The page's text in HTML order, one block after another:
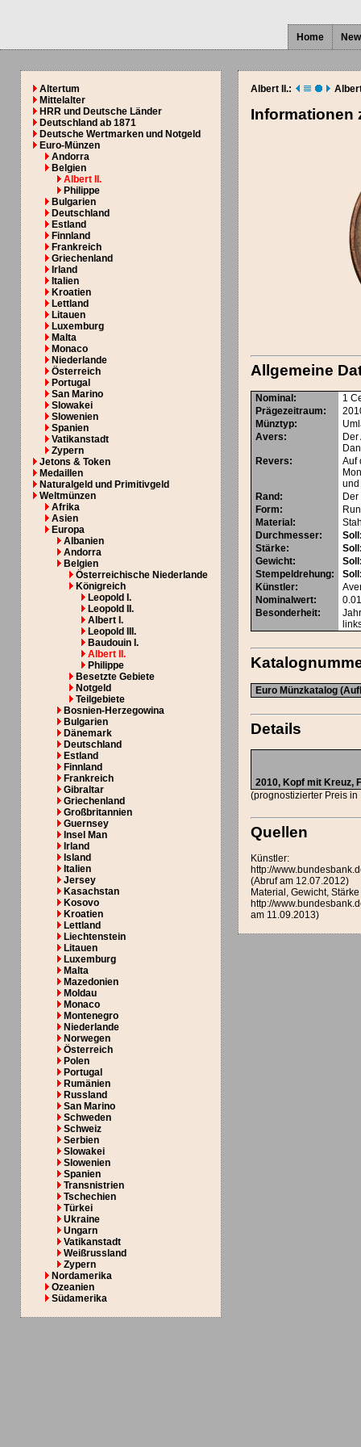
Home
Altertum
Mittelalter
HRR und Deutsche Länder
Deutschland ab 1871
Deutsche Wertmarken und Notgeld
Euro-Münzen
Andorra
Belgien
Albert II.
Philippe
Bulgarien
Deutschland
Estland
Finnland
Frankreich
Griechenland
Irland
Italien
Kroatien
Lettland
Litauen
Luxemburg
Malta
Monaco
Niederlande
Österreich
Portugal
San Marino
Slowakei
Slowenien
Spanien
Vatikanstadt
Zypern
Jetons & Token
Medaillen
Naturalgeld und Primitivgeld
Weltmünzen
Afrika
Asien
Europa
Albanien
Andorra
Belgien
Österreichische Niederlande
Königreich
Leopold I.
Leopold II.
Albert I.
Leopold III.
Baudouin I.
Albert II.
Philippe
Besetzte Gebiete
Notgeld
Teilgebiete
Bosnien-Herzegowina
Bulgarien
Dänemark
Deutschland
Estland
Finnland
Frankreich
Gibraltar
Griechenland
Großbritannien
Guernsey
Insel Man
Irland
Island
Italien
Jersey
Kasachstan
Kosovo
Kroatien
Lettland
Liechtenstein
Litauen
Luxemburg
Malta
Mazedonien
Moldau
Monaco
Montenegro
Niederlande
Norwegen
Österreich
Polen
Portugal
Rumänien
Russland
San Marino
Schweden
Schweiz
Serbien
Slowakei
Slowenien
Spanien
Transnistrien
Tschechien
Türkei
Ukraine
Ungarn
Vatikanstadt
Weißrussland
Zypern
Nordamerika
Ozeanien
Südamerika
Albert II.:
Informationen
Allgemeine
Nominal :
1
Prägezeitraum:
Münztyp:
Avers:
Revers:
Auf
und
Rand :
Form:
Material :
Durchmesser:
Stärke:
Gewicht:
Stempeldrehung:
Künstler:
Nominalwert:
Besonderheit:
Euro Münzkatalog
Details
2010, Kopf mit Kreuz,
(prognostizierter Preis
Quellen
Künstler:
http://
(Abruf am 12.07.2012)
Material, Gewicht,
http://
am 11.09.2013)